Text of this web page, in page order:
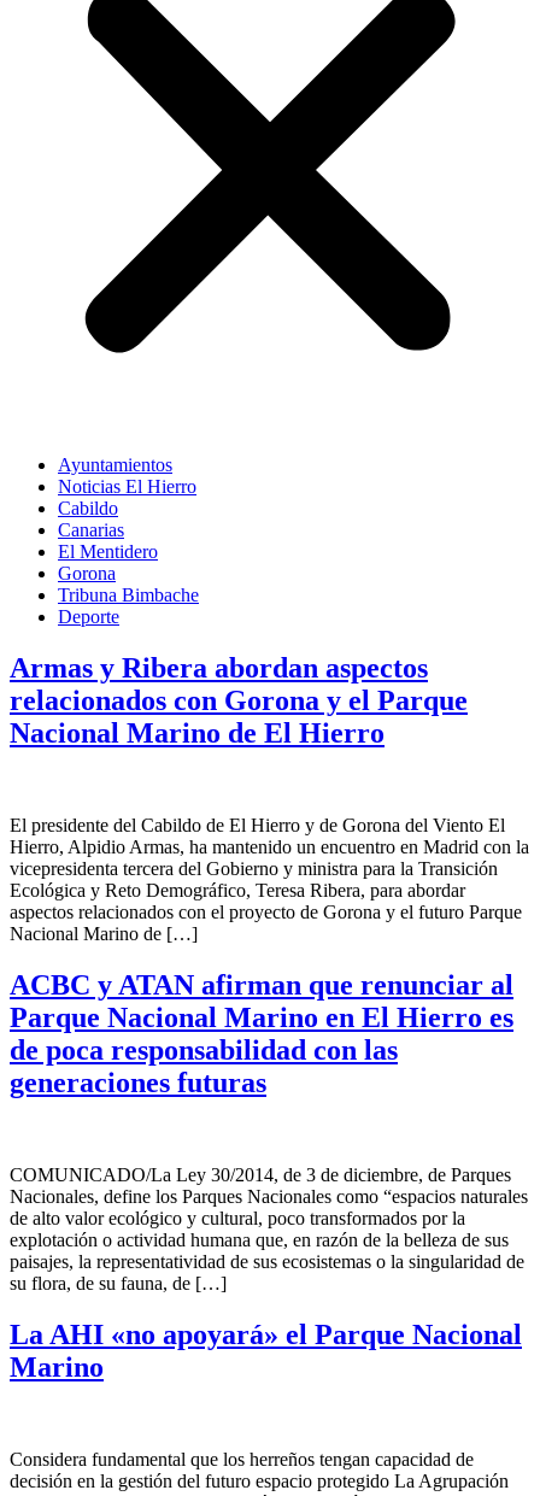
Ayuntamientos
Noticias El Hierro
Cabildo
Canarias
El Mentidero
Gorona
Tribuna Bimbache
Deporte
Armas y Ribera abordan aspectos
relacionados con Gorona y el Parque
Nacional Marino de El Hierro
El presidente del Cabildo de El Hierro y de Gorona del Viento El
Hierro, Alpidio Armas, ha mantenido un encuentro en Madrid con la
vicepresidenta tercera del Gobierno y ministra para la Transición
Ecológica y Reto Demográfico, Teresa Ribera, para abordar
aspectos relacionados con el proyecto de Gorona y el futuro Parque
Nacional Marino de […]
ACBC y ATAN afirman que renunciar al
Parque Nacional Marino en El Hierro es
de poca responsabilidad con las
generaciones futuras
COMUNICADO/La Ley 30/2014, de 3 de diciembre, de Parques
Nacionales, define los Parques Nacionales como “espacios naturales
de alto valor ecológico y cultural, poco transformados por la
explotación o actividad humana que, en razón de la belleza de sus
paisajes, la representatividad de sus ecosistemas o la singularidad de
su flora, de su fauna, de […]
La AHI «no apoyará» el Parque Nacional
Marino
Considera fundamental que los herreños tengan capacidad de
decisión en la gestión del futuro espacio protegido La Agrupación